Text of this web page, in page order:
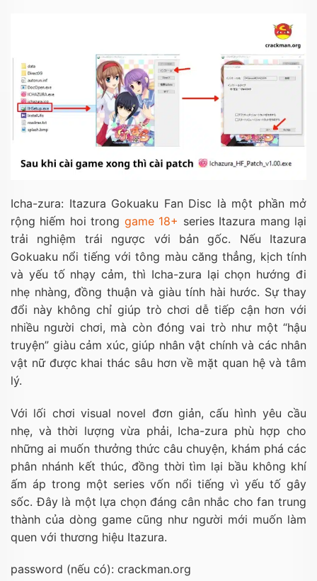
Icha-zura: Itazura Gokuaku Fan Disc là một phần mở
rộng hiếm hoi trong game 18+ series Itazura mang lại
trải nghiệm trái ngược với bản gốc. Nếu Itazura
Gokuaku nổi tiếng với tông màu căng thẳng, kịch tính
và yếu tố nhạy cảm, thì Icha-zura lại chọn hướng đi
nhẹ nhàng, đồng thuận và giàu tính hài hước. Sự thay
đổi này không chỉ giúp trò chơi dễ tiếp cận hơn với
nhiều người chơi, mà còn đóng vai trò như một “hậu
truyện” giàu cảm xúc, giúp nhân vật chính và các nhân
vật nữ được khai thác sâu hơn về mặt quan hệ và tâm
lý.
Với lối chơi visual novel đơn giản, cấu hình yêu cầu
nhẹ, và thời lượng vừa phải, Icha-zura phù hợp cho
những ai muốn thưởng thức câu chuyện, khám phá các
phân nhánh kết thúc, đồng thời tìm lại bầu không khí
ấm áp trong một series vốn nổi tiếng vì yếu tố gây
sốc. Đây là một lựa chọn đáng cân nhắc cho fan trung
thành của dòng game cũng như người mới muốn làm
quen với thương hiệu Itazura.
password (nếu có): crackman.org